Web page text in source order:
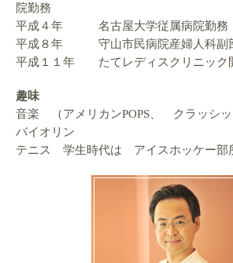
院勤務
平成４年 名古屋大学従属病院勤
平成８年 守山市民病院産婦人科副
平成１１年 たてレディスクリニック
趣味
音楽 （アメリカンPOPS、 クラッシッ
バイオリン
テニス 学生時代は アイスホッケー部